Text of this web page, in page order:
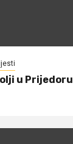
u Prijedoru